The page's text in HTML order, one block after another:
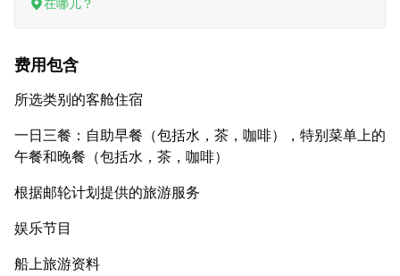
在哪儿？
费用包含
所选类别的客舱住宿
一日三餐：自助早餐（包括水，茶，咖啡），特别菜单上的
午餐和晚餐（包括水，茶，咖啡）
根据邮轮计划提供的旅游服务
娱乐节目
船上旅游资料